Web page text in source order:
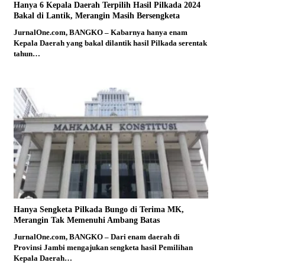
Hanya 6 Kepala Daerah Terpilih Hasil Pilkada 2024
Bakal di Lantik, Merangin Masih Bersengketa
JurnalOne.com, BANGKO – Kabarnya hanya enam
Kepala Daerah yang bakal dilantik hasil Pilkada serentak
tahun…
Hanya Sengketa Pilkada Bungo di Terima MK,
Merangin Tak Memenuhi Ambang Batas
JurnalOne.com, BANGKO – Dari enam daerah di
Provinsi Jambi mengajukan sengketa hasil Pemilihan
Kepala Daerah…